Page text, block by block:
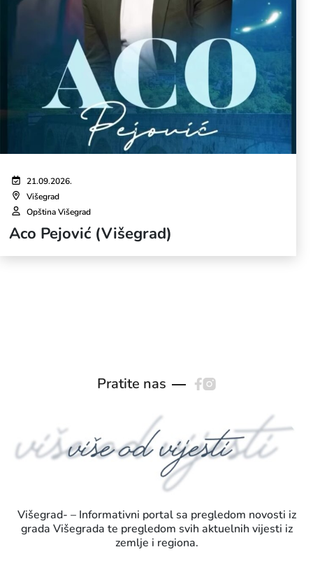
21.09.2026.
Višegrad
Opština Višegrad
Aco Pejović (Višegrad)
Pratite nas
Višegrad- – Informativni portal sa pregledom novosti iz
grada Višegrada te pregledom svih aktuelnih vijesti iz
zemlje i regiona.